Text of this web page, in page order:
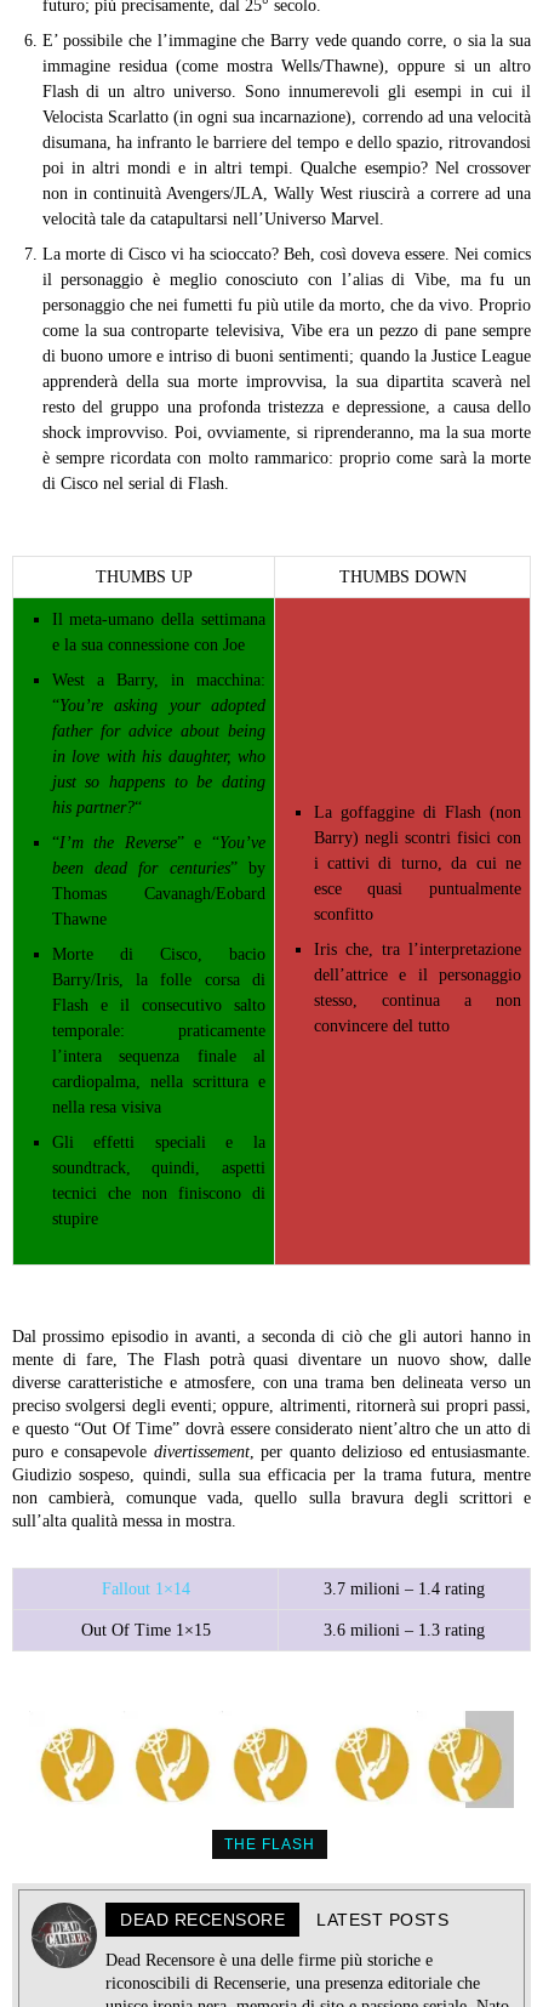
futuro; più precisamente, dal 25° secolo.
E’ possibile che l’immagine che Barry vede quando corre, o sia la sua
immagine residua (come mostra Wells/Thawne), oppure si un altro
Flash di un altro universo. Sono innumerevoli gli esempi in cui il
Velocista Scarlatto (in ogni sua incarnazione), correndo ad una velocità
disumana, ha infranto le barriere del tempo e dello spazio, ritrovandosi
poi in altri mondi e in altri tempi. Qualche esempio? Nel crossover
non in continuità Avengers/JLA, Wally West riuscirà a correre ad una
velocità tale da catapultarsi nell’Universo Marvel.
La morte di Cisco vi ha scioccato? Beh, così doveva essere. Nei comics
il personaggio è meglio conosciuto con l’alias di Vibe, ma fu un
personaggio che nei fumetti fu più utile da morto, che da vivo. Proprio
come la sua controparte televisiva, Vibe era un pezzo di pane sempre
di buono umore e intriso di buoni sentimenti; quando la Justice League
apprenderà della sua morte improvvisa, la sua dipartita scaverà nel
resto del gruppo una profonda tristezza e depressione, a causa dello
shock improvviso. Poi, ovviamente, si riprenderanno, ma la sua morte
è sempre ricordata con molto rammarico: proprio come sarà la morte
di Cisco nel serial di Flash.
THUMBS UP THUMBS DOWN
Il meta-umano della settimana
e la sua connessione con Joe
West a Barry, in macchina:
“You’re asking your adopted
father for advice about being
in love with his daughter, who
just so happens to be dating
his partner?“
“I’m the Reverse” e “You’ve
been dead for centuries” by
Thomas Cavanagh/Eobard
Thawne
Morte di Cisco, bacio
Barry/Iris, la folle corsa di
Flash e il consecutivo salto
temporale: praticamente
l’intera sequenza finale al
cardiopalma, nella scrittura e
nella resa visiva
Gli effetti speciali e la
soundtrack, quindi, aspetti
tecnici che non finiscono di
stupire
La goffaggine di Flash (non
Barry) negli scontri fisici con
i cattivi di turno, da cui ne
esce quasi puntualmente
sconfitto
Iris che, tra l’interpretazione
dell’attrice e il personaggio
stesso, continua a non
convincere del tutto
Dal prossimo episodio in avanti, a seconda di ciò che gli autori hanno in
mente di fare, The Flash potrà quasi diventare un nuovo show, dalle
diverse caratteristiche e atmosfere, con una trama ben delineata verso un
preciso svolgersi degli eventi; oppure, altrimenti, ritornerà sui propri passi,
e questo “Out Of Time” dovrà essere considerato nient’altro che un atto di
puro e consapevole divertissement, per quanto delizioso ed entusiasmante.
Giudizio sospeso, quindi, sulla sua efficacia per la trama futura, mentre
non cambierà, comunque vada, quello sulla bravura degli scrittori e
sull’alta qualità messa in mostra.
Fallout 1×14 3.7 milioni – 1.4 rating
Out Of Time 1×15 3.6 milioni – 1.3 rating
THE FLASH
DEAD RECENSORE LATEST POSTS
Dead Recensore è una delle firme più storiche e
riconoscibili di Recenserie, una presenza editoriale che